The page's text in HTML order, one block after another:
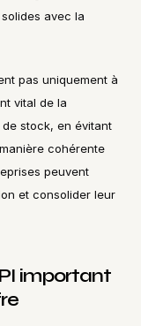
avec la
pas uniquement à
vital de la
stock, en évitant
cohérente
peuvent
et consolider leur
important